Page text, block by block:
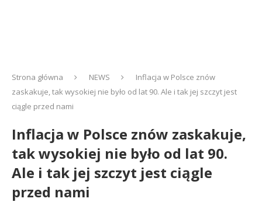
Strona główna NEWS
Inflacja w Polsce znów
zaskakuje, tak wysokiej nie było od lat 90. Ale i tak jej szczyt jest
ciągle przed nami
Inflacja w Polsce znów zaskakuje,
tak wysokiej nie było od lat 90.
Ale i tak jej szczyt jest ciągle
przed nami